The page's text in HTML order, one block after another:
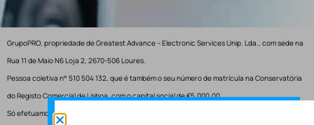
GrupoPRO, propriedade de Greatest Advance – Electronic Services Unip. Lda., com sede na
Rua 11 de Maio N6 Loja 2, 2670-506 Loures.
Pessoa coletiva n° 510 504 132, que é também o seu número de matrícula na Conservatória
do Registo Comercial de Lisboa, com o capital social de €5.000,00.
Só efetuamos entregas em Portugal.